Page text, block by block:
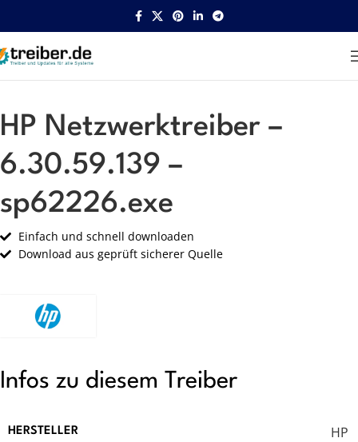
Startseite HP Netzwerk
HP Netzwerktreiber –
6.30.59.139 –
sp62226.exe
Einfach und schnell downloaden
Download aus geprüft sicherer Quelle
Infos zu diesem Treiber
HERSTELLER HP